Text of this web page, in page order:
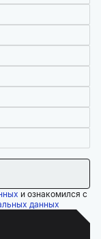
и ознакомился с
данных